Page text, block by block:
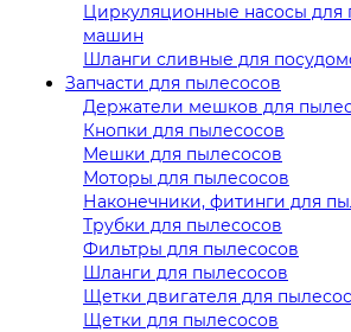
Циркуляционные насосы для
машин
Шланги сливные для
Запчасти для пылесосов
Держатели мешков для
Кнопки для пылесосов
Мешки для пылесосов
Моторы для пылесосов
Наконечники, фитинги для
Трубки для пылесосов
Фильтры для пылесосов
Шланги для пылесосов
Щетки двигателя для
Щетки для пылесосов